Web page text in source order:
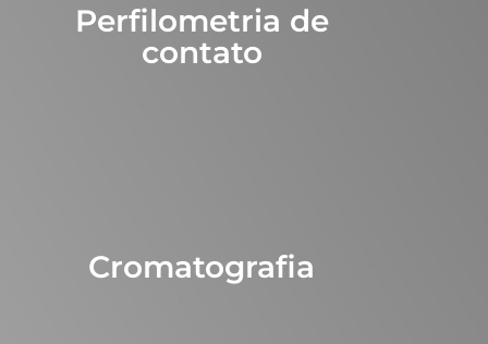
Perfilometria de
contato
Cromatografia